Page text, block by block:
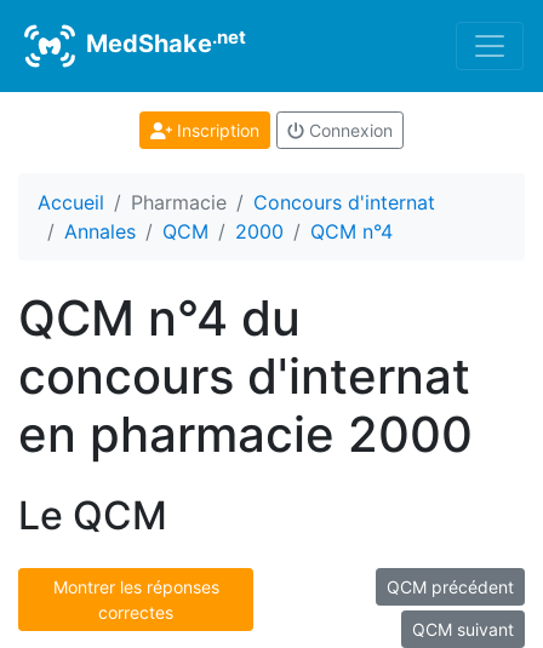
MedShake.net
Inscription Connexion
Accueil Pharmacie
Concours d'internat
Annales
QCM 2000 QCM n°4
QCM n°4 du
concours d'internat
en pharmacie 2000
Le QCM
Montrer les réponses
correctes
QCM précédent
QCM suivant